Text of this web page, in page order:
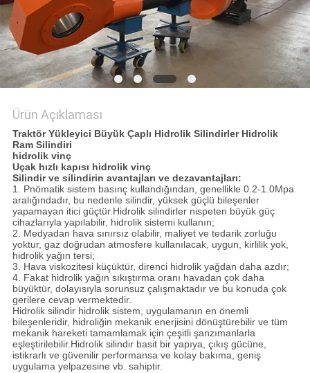
Ürün Açıklaması
Traktör Yükleyici Büyük Çaplı Hidrolik Silindirler Hidrolik
Ram Silindiri
hidrolik vinç
Uçak hızlı kapısı hidrolik vinç
Silindir ve silindirin avantajları ve dezavantajları:
1. Pnömatik sistem basınç kullandığından, genellikle 0.2-1.0Mpa
aralığındadır, bu nedenle silindir, yüksek güçlü bileşenler
yapamayan itici güçtür.Hidrolik silindirler nispeten büyük güç
cihazlarıyla yapılabilir, hidrolik sistemi kullanın;
2. Medyadan hava sınırsız olabilir, maliyet ve tedarik zorluğu
yoktur, gaz doğrudan atmosfere kullanılacak, uygun, kirlilik yok,
hidrolik yağın tersi;
3. Hava viskozitesi küçüktür, direnci hidrolik yağdan daha azdır;
4. Fakat hidrolik yağın sıkıştırma oranı havadan çok daha
büyüktür, dolayısıyla sorunsuz çalışmaktadır ve bu konuda çok
gerilere cevap vermektedir.
Hidrolik silindir hidrolik sistem, uygulamanın en önemli
bileşenleridir, hidroliğin mekanik enerjisini dönüştürebilir ve tüm
mekanik hareketi tamamlamak için çeşitli şanzımanlarla
eşleştirilebilir.Hidrolik silindir basit bir yapıya, çıkış gücüne,
istikrarlı ve güvenilir performansa ve kolay bakıma, geniş
uygulama yelpazesine vb. sahiptir.